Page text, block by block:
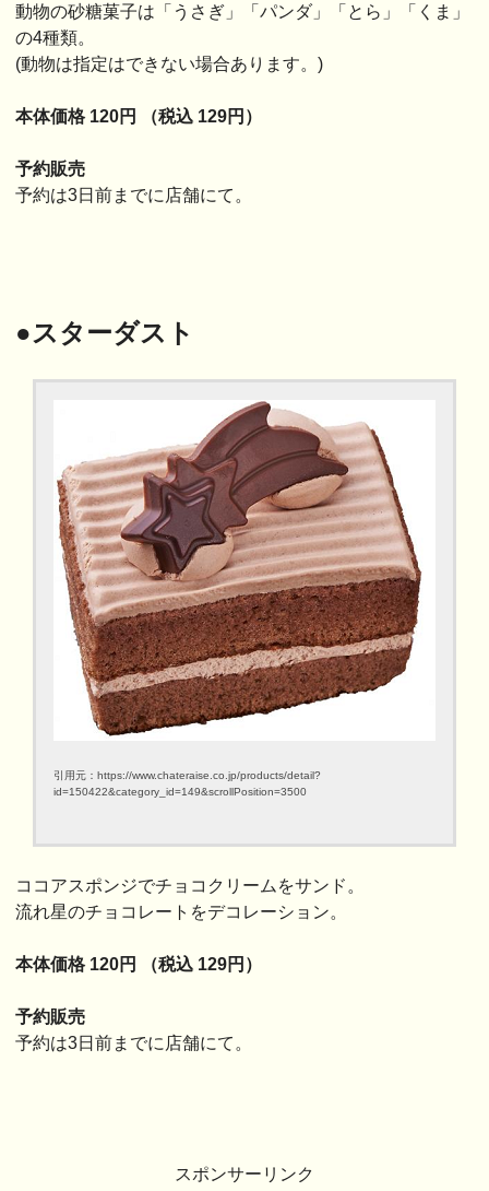
動物の砂糖菓子は「うさぎ」「パンダ」「とら」「くま」
の4種類。
(動物は指定はできない場合あります。)
本体価格 120円 （税込 129円）
予約販売
予約は3日前までに店舗にて。
●スターダスト
引用元：https://www.chateraise.co.jp/products/detail?
id=150422&category_id=149&scrollPosition=3500
ココアスポンジでチョコクリームをサンド。
流れ星のチョコレートをデコレーション。
本体価格 120円 （税込 129円）
予約販売
予約は3日前までに店舗にて。
スポンサーリンク